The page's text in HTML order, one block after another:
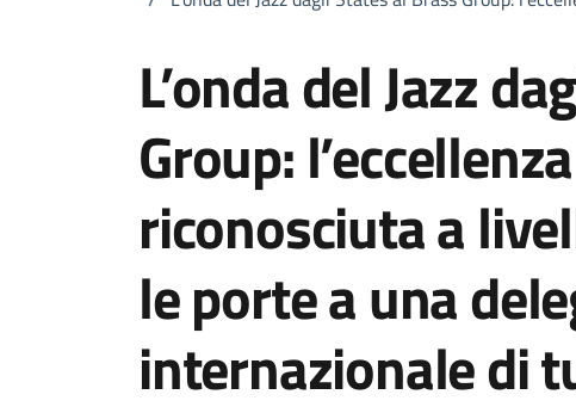
L’onda del Jazz
Group:
riconosciuta a
le porte a una
internazionale di